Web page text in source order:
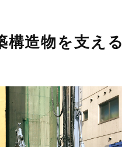
構造物を支える